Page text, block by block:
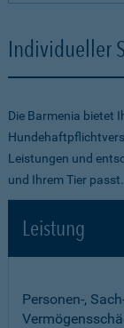
Individueller
Die Barmenia bietet
Leistungen und
und Ihrem Tier passt.
Leistung
Personen-,